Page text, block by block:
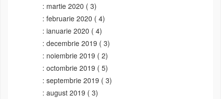
martie 2020 ( 3)
februarie 2020 ( 4)
ianuarie 2020 ( 4)
decembrie 2019 ( 3)
noiembrie 2019 ( 2)
octombrie 2019 ( 5)
septembrie 2019 ( 3)
august 2019 ( 3)